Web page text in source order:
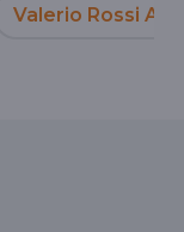
Valerio Rossi